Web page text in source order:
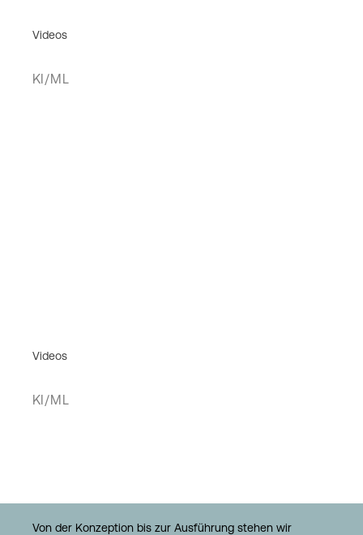
Videos
KI/ML
Videos
KI/ML
Von der Konzeption bis zur Ausführung stehen wir